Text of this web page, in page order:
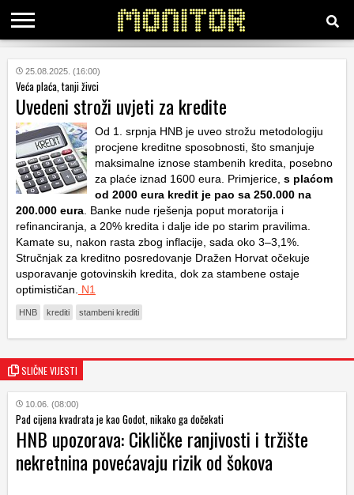
KATEGORIJE
HRVATSKI
WEB
25.08.2025. (16:00)
Veća plaća, tanji živci
Uvedeni stroži uvjeti za kredite
Od 1. srpnja HNB je uveo strožu metodologiju
procjene kreditne sposobnosti, što smanjuje
maksimalne iznose stambenih kredita, posebno
za plaće iznad 1600 eura. Primjerice, s plaćom
od 2000 eura kredit je pao sa 250.000 na
200.000 eura . Banke nude rješenja poput moratorija i
refinanciranja, a 20% kredita i dalje ide po starim pravilima.
Kamate su, nakon rasta zbog inflacije, sada oko 3–3,1%.
Stručnjak za kreditno posredovanje Dražen Horvat očekuje
usporavanje gotovinskih kredita, dok za stambene ostaje
optimističan.
N1
HNB krediti stambeni krediti
SLIČNE VIJESTI
10.06. (08:00)
Pad cijena kvadrata je kao Godot, nikako ga dočekati
HNB upozorava: Cikličke ranjivosti i tržište
nekretnina povećavaju rizik od šokova